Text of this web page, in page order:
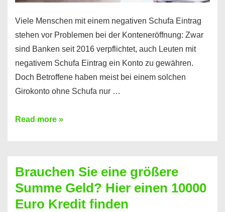
Viele Menschen mit einem negativen Schufa Eintrag
stehen vor Problemen bei der Konteneröffnung: Zwar
sind Banken seit 2016 verpflichtet, auch Leuten mit
negativem Schufa Eintrag ein Konto zu gewähren.
Doch Betroffene haben meist bei einem solchen
Girokonto ohne Schufa nur …
Günstiges
Geht
das
überhaupt?
Read more »
Brauchen Sie eine größere
Summe Geld? Hier einen 10000
Euro Kredit finden